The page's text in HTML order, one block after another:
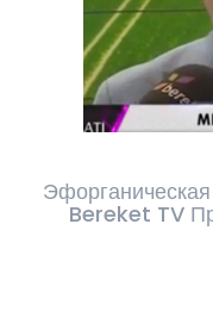
Bereket TV